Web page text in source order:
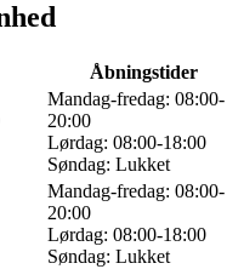
Åbningstider
Mandag-fredag: 08:00-
20:00
Lørdag: 08:00-18:00
Søndag: Lukket
Mandag-fredag: 08:00-
20:00
Lørdag: 08:00-18:00
Søndag: Lukket